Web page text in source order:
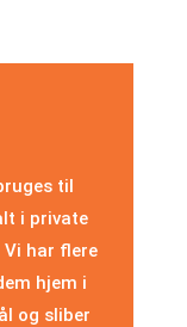
til
i private
har flere
hjem i
og sliber